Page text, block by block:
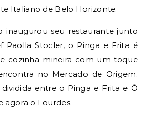
Italiano de Belo Horizonte.
inaugurou seu restaurante junto
Paolla Stocler, o Pinga e Frita é
cozinha mineira com um toque
no Mercado de Origem.
entre o Pinga e Frita e Ô
agora o Lourdes.